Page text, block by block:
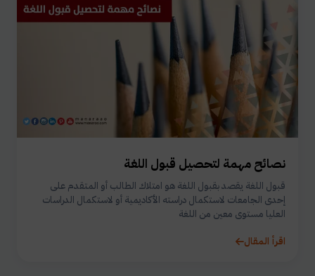
نصائح مهمة لتحصيل قبول اللغة
قبول اللغة يقصد بقبول اللغة هو امتلاك الطالب أو المتقدم على
إحدى الجامعات لاستكمال دراسته الأكاديمية أو لاستكمال الدراسات
العليا مستوى معين من اللغة
اقرأ المقال